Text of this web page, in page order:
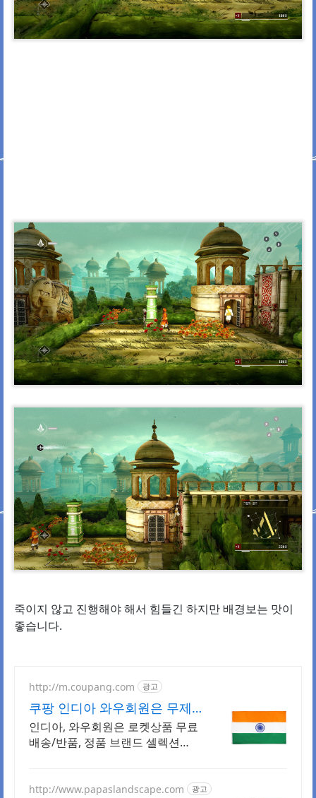
죽이지 않고 진행해야 해서 힘들긴 하지만 배경보는 맛이
좋습니다.
http://m.coupang.com 광고
쿠팡 인디아 와우회원은 무제
한 무료배송
인디아, 와우회원은 로켓상품 무료
배송/반품, 정품 브랜드 셀렉션
빠르게!
http://www.papaslandscape.com 광고